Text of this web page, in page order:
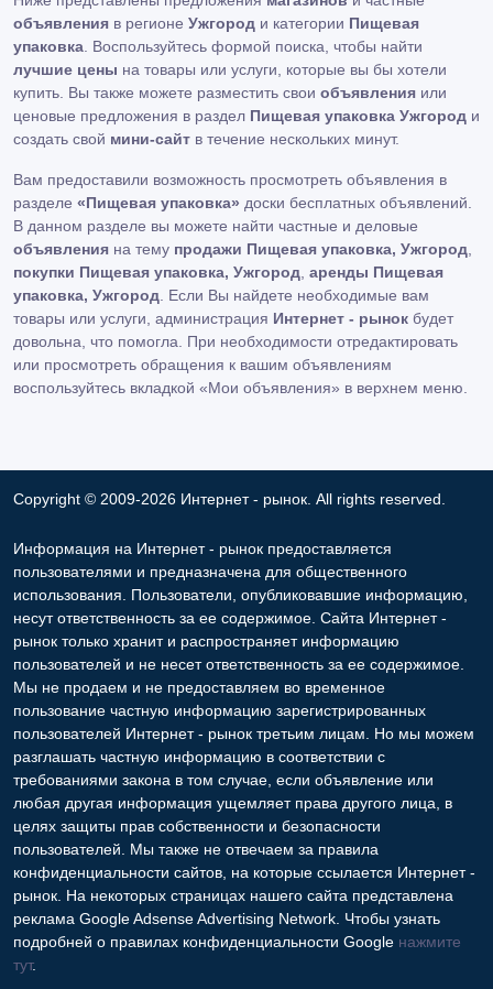
объявления в регионе Ужгород и категории Пищевая
упаковка . Воспользуйтесь формой поиска, чтобы найти
лучшие цены на товары или услуги, которые вы бы хотели
купить. Вы также можете разместить свои объявления или
ценовые предложения в раздел Пищевая упаковка Ужгород и
создать свой мини-сайт в течение нескольких минут.
Вам предоставили возможность просмотреть объявления в
разделе «Пищевая упаковка» доски бесплатных объявлений.
В данном разделе вы можете найти частные и деловые
объявления на тему продажи Пищевая упаковка, Ужгород
покупки Пищевая упаковка, Ужгород аренды Пищевая
упаковка, Ужгород . Если Вы найдете необходимые вам
товары или услуги, администрация Интернет - рынок будет
довольна, что помогла. При необходимости отредактировать
или просмотреть обращения к вашим объявлениям
воспользуйтесь вкладкой «Мои объявления» в верхнем меню.
Copyright © 2009-2026 Интернет - рынок. All rights reserved.
Информация на Интернет - рынок предоставляется
пользователями и предназначена для общественного
использования. Пользователи, опубликовавшие информацию,
несут ответственность за ее содержимое. Сайта Интернет -
рынок только хранит и распространяет информацию
пользователей и не несет ответственность за ее содержимое.
Мы не продаем и не предоставляем во временное
пользование частную информацию зарегистрированных
пользователей Интернет - рынок третьим лицам. Но мы можем
разглашать частную информацию в соответствии с
требованиями закона в том случае, если объявление или
любая другая информация ущемляет права другого лица, в
целях защиты прав собственности и безопасности
пользователей. Мы также не отвечаем за правила
конфиденциальности сайтов, на которые ссылается Интернет -
рынок. На некоторых страницах нашего сайта представлена
реклама Google Adsense Advertising Network. Чтобы узнать
подробней о правилах конфиденциальности Google нажмите
тут.